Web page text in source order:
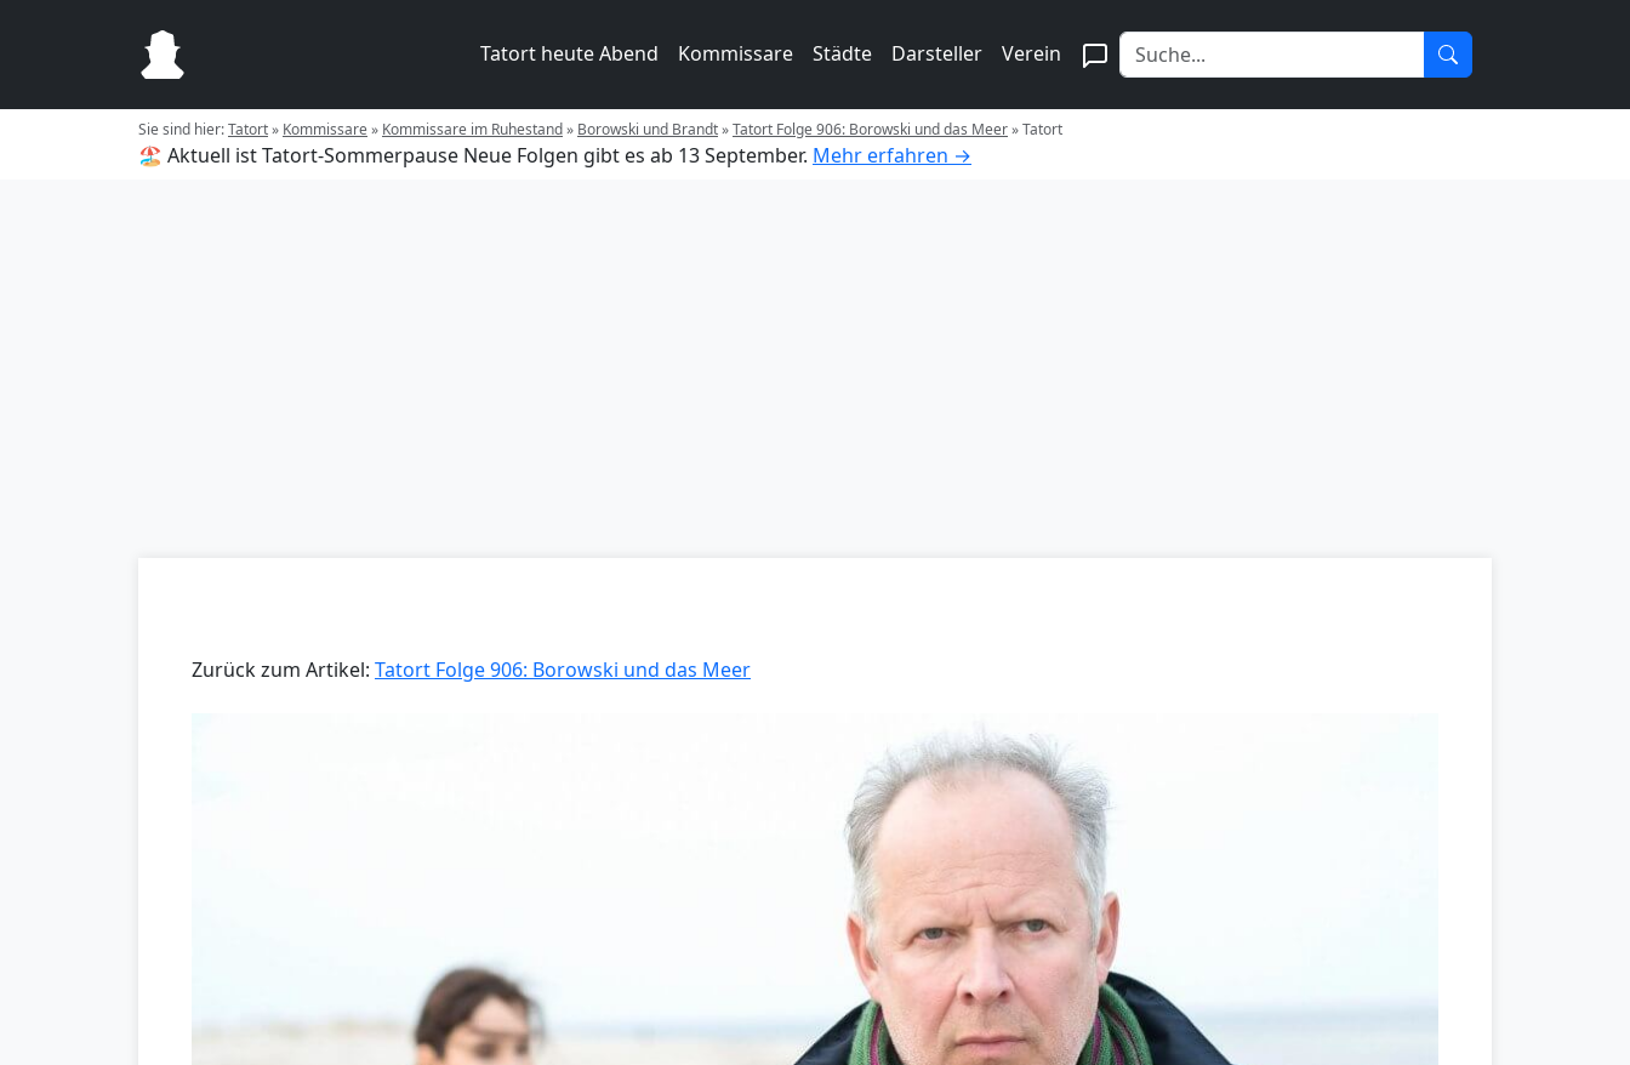
Tatort heute Abend Kommissare Städte Darsteller Verein
Sie sind hier:Tatort» Kommissare» Kommissare im Ruhestand» Borowski und Brandt»Tatort Folge 906: Borowski und das Meer»Tatort
🏖️ Aktuell ist Tatort-Sommerpause Neue Folgen gibt es ab 13 September. Mehr erfahren →
Zurück zum Artikel: Tatort Folge 906: Borowski und das Meer